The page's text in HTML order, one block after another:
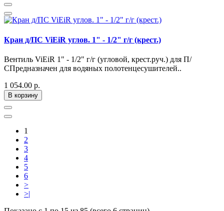
Кран д/ПС ViEiR углов. 1" - 1/2" г/г (крест.)
Вентиль ViEiR 1" - 1/2" г/г (угловой, крест.руч.) для П/
СПредназначен для водяных полотенцесушителей..
1 054.00 р.
В корзину
1
2
3
4
5
6
>
>|